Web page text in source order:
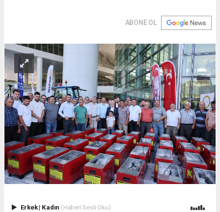
ABONE OL
Erkek| Kadın (Haberi Sesli Oku)